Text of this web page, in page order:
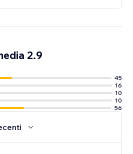
2.9
45
16
10
10
56